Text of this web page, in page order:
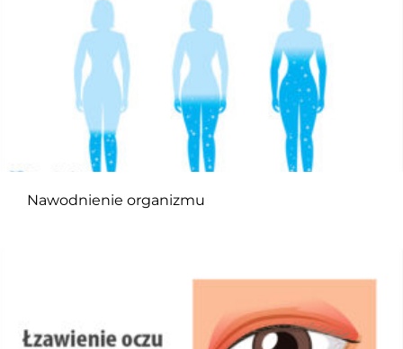
Nawodnienie organizmu